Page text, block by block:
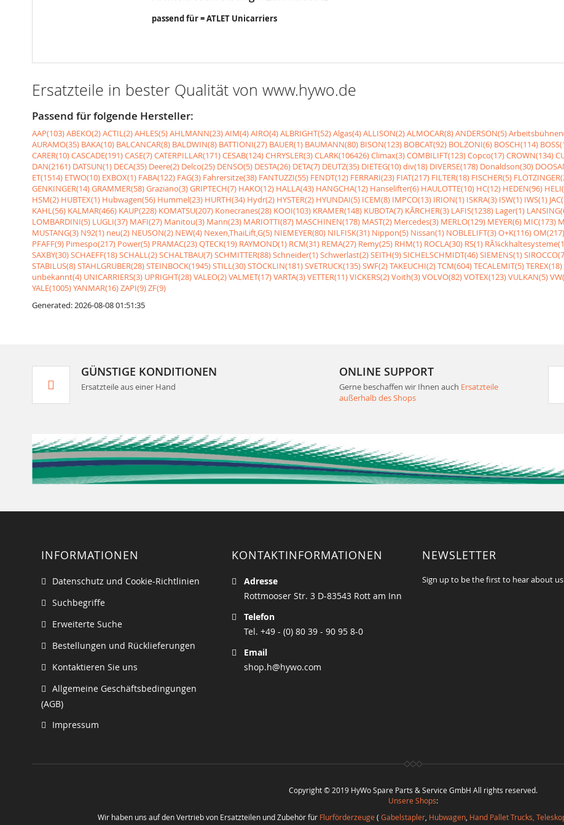
passend für = ATLET Unicarriers
Ersatzteile in bester Qualität von www.hywo.de
Passend für folgende Hersteller:
AAP(103)ABEKO(2)ACTIL(2)AHLES(5)AHLMANN(23)AIM(4)AIRO(4)ALBRIGHT(52)Algas(4)ALLISON(2)ALMOCAR(8)ANDERSON(5)
AURAMO(35) BAKA(10) BALCANCAR(8) BALDWIN(8) BATTIONI(27) BAUER(1) BAUMANN(80) BISON(123) BOBCAT(92) BOLZONI(6) BOSCH(114)
CARER(10)CASCADE(191)CASE(7)CATERPILLAR(171)CESAB(124)CHRYSLER(3)CLARK(106426)Climax(3)COMBILIFT(123)Copco(17)CROWN(134)
DAN(2161) DATSUN(1) DECA(35) Deere(2) Delco(25) DENSO(5) DESTA(26) DETA(7) DEUTZ(35) DIETEG(10)div(18) DIVERSE(178) Donaldson(30)
ET(1514) ETWO(10) EXBOX(1) FABA(122) FAG(3) Fahrersitze(38) FANTUZZI(55) FENDT(12) FERRARI(23) FIAT(217) FILTER(18) FISCHER(5)
GENKINGER(14)GRAMMER(58)Graziano(3)GRIPTECH(7) HAKO(12) HALLA(43) HANGCHA(12) Hanselifter(6) HAULOTTE(10) HC(12) HEDEN(96)
HSM(2) HUBTEX(1) Hubwagen(56) Hummel(23) HURTH(34) Hydr(2) HYSTER(2) HYUNDAI(5) ICEM(8) IMPCO(13) IRION(1) ISKRA(3) ISW(1) IWS(1)
KAHL(56) KALMAR(466) KAUP(228) KOMATSU(207) Konecranes(28) KOOI(103) KRAMER(148) KUBOTA(7) KÃRCHER(3) LAFIS(1238) Lager(1)
LOMBARDINI(5) LUGLI(37) MAFI(27) Manitou(3) Mann(23) MARIOTTI(87) MASCHINEN(178) MAST(2) Mercedes(3) MERLO(129) MEYER(6) MIC(173)
MUSTANG(3) N92(1) neu(2) NEUSON(2) NEW(4) Nexen,ThaiLift,G(5) NIEMEYER(80) NILFISK(31) Nippon(5) Nissan(1) NOBLELIFT(3)O+K(116)OM(217)
PFAFF(9) Pimespo(217) Power(5) PRAMAC(23)QTECK(19) RAYMOND(1) RCM(31) REMA(27) Remy(25) RHM(1) ROCLA(30) RS(1)
SAXBY(30)SCHAEFF(18)SCHALL(2)SCHALTBAU(7)SCHMITTER(88)Schneider(1)Schwerlast(2)SEITH(9)SICHELSCHMIDT(46)SIEMENS(1)
STABILUS(8)STAHLGRUBER(28)STEINBOCK(1945)STILL(30)STÖCKLIN(181)SVETRUCK(135)SWF(2)TAKEUCHI(2)TCM(604)TECALEMIT(5)TEREX(18)
unbekannt(4) UNICARRIERS(3) UPRIGHT(28)VALEO(2)VALMET(17)VARTA(3)VETTER(11)VICKERS(2)Voith(3)VOLVO(82)VOTEX(123)VULKAN(5)
YALE(1005)YANMAR(16)ZAPI(9)ZF(9)
Generated: 2026-08-08 01:51:35
GÜNSTIGE KONDITIONEN
Ersatzteile aus einer Hand
ONLINE SUPPORT
Gerne beschaffen wir Ihnen auch Ersatzteile
außerhalb des Shops
INFORMATIONEN
Datenschutz und Cookie-Richtlinien
Suchbegriffe
Erweiterte Suche
Bestellungen und Rücklieferungen
Kontaktieren Sie uns
Allgemeine Geschäftsbedingungen
(AGB)
Impressum
KONTAKTINFORMATIONEN
Adresse
Rottmooser Str. 3 D-83543 Rott am Inn
Telefon
Tel. +49 - (0) 80 39 - 90 95 8-0
Email
shop.h@hywo.com
NEWSLETTER
Sign up to be the first to hear about us
Copyright © 2019 HyWo Spare Parts & Service GmbH All rights reserved.
Unsere Shops:
Wir haben uns auf den Vertrieb von Ersatzteilen und Zubehör für Flurförderzeuge ( Gabelstapler, Hubwagen, Hand Pallet Trucks,